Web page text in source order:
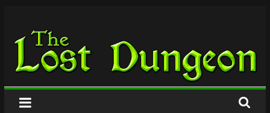
springen
The
Lost
Dungeon